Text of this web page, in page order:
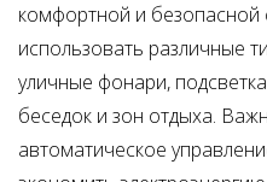
комфортной и
использовать различные
уличные фонари,
беседок и зон отдыха.
автоматическое